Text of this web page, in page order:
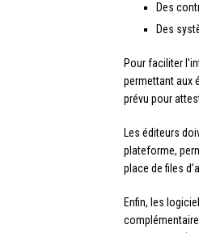
Des
Des
Pour faciliter
permettant aux
prévu pour
Les éditeurs
plateforme,
place de files
Enfin, les